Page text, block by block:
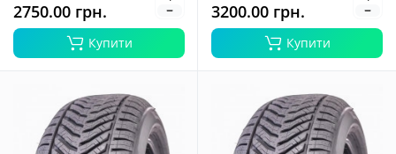
2750.00 грн.
Купити
3200.00 грн.
Купити